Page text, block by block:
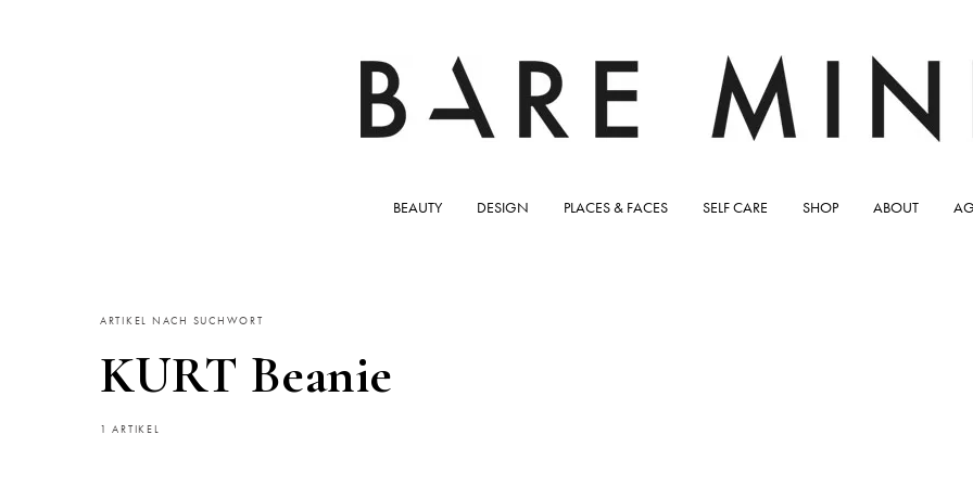
BEAUTY DESIGN PLACES & FACES SELF CARE SHOP ABOUT
ARTIKEL NACH SUCHWORT
KURT Beanie
1 ARTIKEL